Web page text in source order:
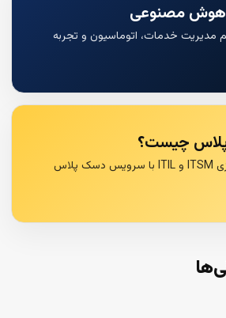
مدیریت خدمات، اتوماسیون و تجربه
چیست؟
معرفی مسیر پیاده‌سازی ITSM و ITIL با سرویس دسک پلاس